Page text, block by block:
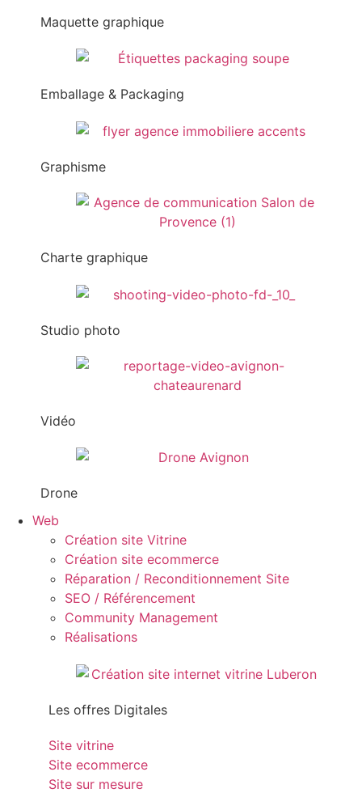
Maquette graphique
Emballage & Packaging
Graphisme
Charte graphique
Studio photo
Vidéo
Drone
Web
Création site Vitrine
Création site ecommerce
Réparation / Reconditionnement Site
SEO / Référencement
Community Management
Réalisations
Les offres Digitales
Site vitrine
Site ecommerce
Site sur mesure